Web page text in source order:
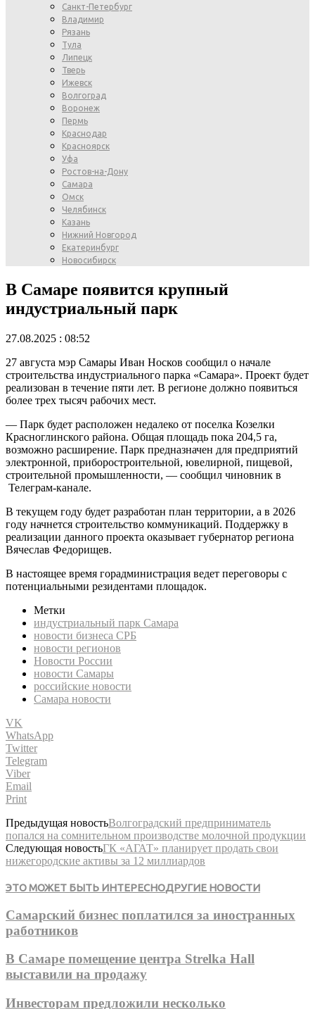
Санкт-Петербург
Владимир
Рязань
Тула
Липецк
Тверь
Ижевск
Волгоград
Воронеж
Пермь
Краснодар
Красноярск
Уфа
Ростов-на-Дону
Самара
Омск
Челябинск
Казань
Нижний Новгород
Екатеринбург
Новосибирск
В Самаре появится крупный
индустриальный парк
27.08.2025 : 08:52
27 августа мэр Самары Иван Носков сообщил о начале
строительства индустриального парка «Самара». Проект будет
реализован в течение пяти лет. В регионе должно появиться
более трех тысяч рабочих мест.
— Парк будет расположен недалеко от поселка Козелки
Красноглинского района. Общая площадь пока 204,5 га,
возможно расширение. Парк предназначен для предприятий
электронной, приборостроительной, ювелирной, пищевой,
строительной промышленности, — сообщил чиновник в
Телеграм-канале.
В текущем году будет разработан план территории, а в 2026
году начнется строительство коммуникаций. Поддержку в
реализации данного проекта оказывает губернатор региона
Вячеслав Федорищев.
В настоящее время горадминистрация ведет переговоры с
потенциальными резидентами площадок.
Метки
индустриальный парк Самара
новости бизнеса СРБ
новости регионов
Новости России
новости Самары
российские новости
Самара новости
VK
WhatsApp
Twitter
Telegram
Viber
Email
Print
Предыдущая новостьВолгоградский предприниматель
попался на сомнительном производстве молочной продукции
Следующая новостьГК «АГАТ» планирует продать свои
нижегородские активы за 12 миллиардов
ЭТО МОЖЕТ БЫТЬ ИНТЕРЕСНОДРУГИЕ НОВОСТИ
Самарский бизнес поплатился за иностранных
работников
В Самаре помещение центра Strelka Hall
выставили на продажу
Инвесторам предложили несколько